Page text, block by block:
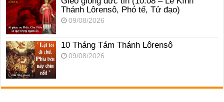
Thánh Lôrensô, Phó tế, Tử đạo)
09/08/2026
10 Tháng Tám Thánh Lôrensô
09/08/2026